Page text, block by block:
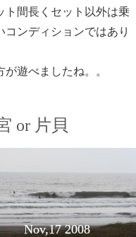
ト間長くセット以外は乗
ンディションではあり
遊べましたね。。
or 片貝
Nov,17 2008